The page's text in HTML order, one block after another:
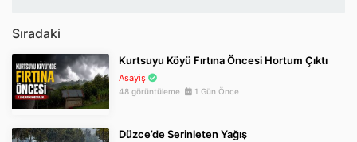
Sıradaki
Kurtsuyu Köyü Fırtına Öncesi Hortum Çıktı
Asayiş
48 görüntüleme 1 Gün Önce
Düzce’de Serinleten Yağış